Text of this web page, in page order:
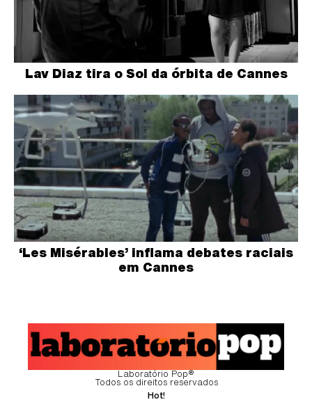
Lav Diaz tira o Sol da órbita de Cannes
‘Les Misérables’ inflama debates raciais
em Cannes
Laboratório Pop®
Todos os direitos reservados
Hot!